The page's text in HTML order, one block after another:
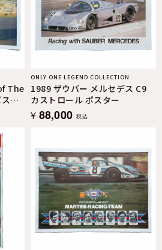
The
タ
ONLY ONE LEGEND COLLECTION
1989 ザウバー メルセデス C9
カストロール ポスター
¥ 88,000 税込